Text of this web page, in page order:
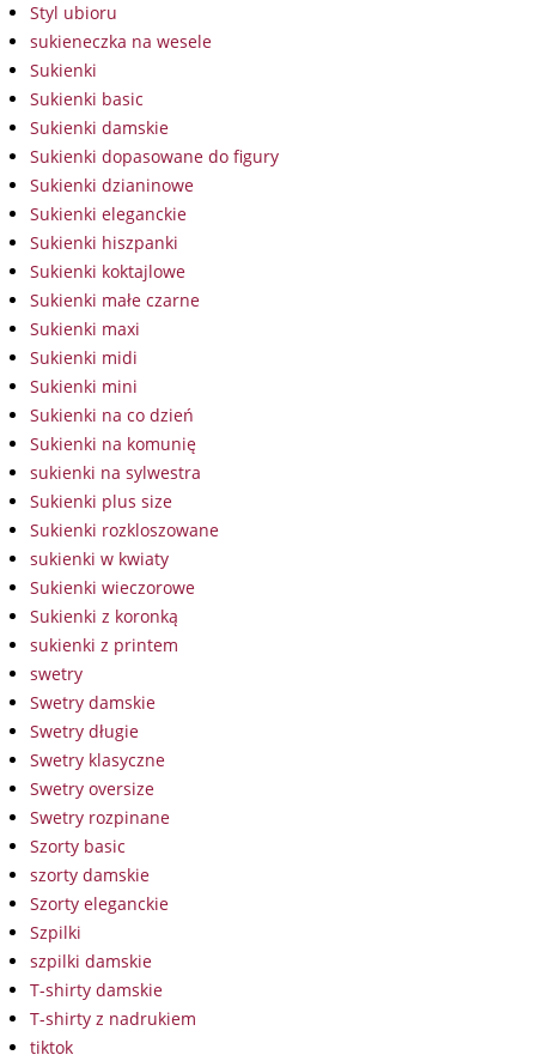
Styl ubioru
sukieneczka na wesele
Sukienki
Sukienki basic
Sukienki damskie
Sukienki dopasowane do figury
Sukienki dzianinowe
Sukienki eleganckie
Sukienki hiszpanki
Sukienki koktajlowe
Sukienki małe czarne
Sukienki maxi
Sukienki midi
Sukienki mini
Sukienki na co dzień
Sukienki na komunię
sukienki na sylwestra
Sukienki plus size
Sukienki rozkloszowane
sukienki w kwiaty
Sukienki wieczorowe
Sukienki z koronką
sukienki z printem
swetry
Swetry damskie
Swetry długie
Swetry klasyczne
Swetry oversize
Swetry rozpinane
Szorty basic
szorty damskie
Szorty eleganckie
Szpilki
szpilki damskie
T-shirty damskie
T-shirty z nadrukiem
tiktok